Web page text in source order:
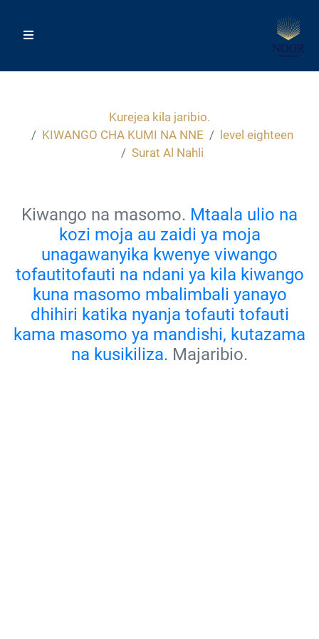
Kurejea kila jaribio.
KIWANGO CHA KUMI NA NNE
level eighteen
Surat Al Nahli
Kiwango na masomo. Mtaala ulio na
kozi moja au zaidi ya moja
unagawanyika kwenye viwango
tofautitofauti na ndani ya kila kiwango
kuna masomo mbalimbali yanayo
dhihiri katika nyanja tofauti tofauti
kama masomo ya mandishi, kutazama
na kusikiliza. Majaribio.